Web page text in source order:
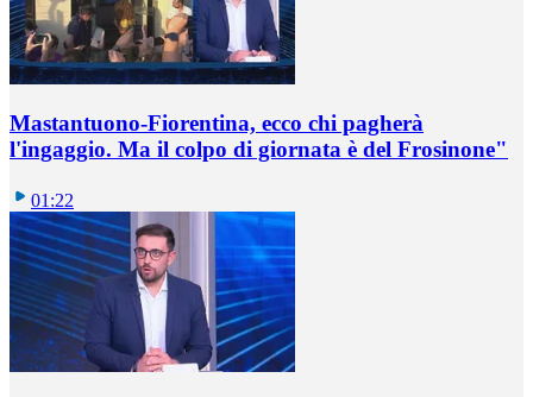
Mastantuono-Fiorentina, ecco chi pagherà
l'ingaggio. Ma il colpo di giornata è del Frosinone"
01:22